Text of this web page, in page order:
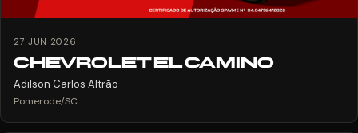
27 JUN 2026
CHEVROLET EL CAMINO
Adilson Carlos Altrão
Pomerode/SC